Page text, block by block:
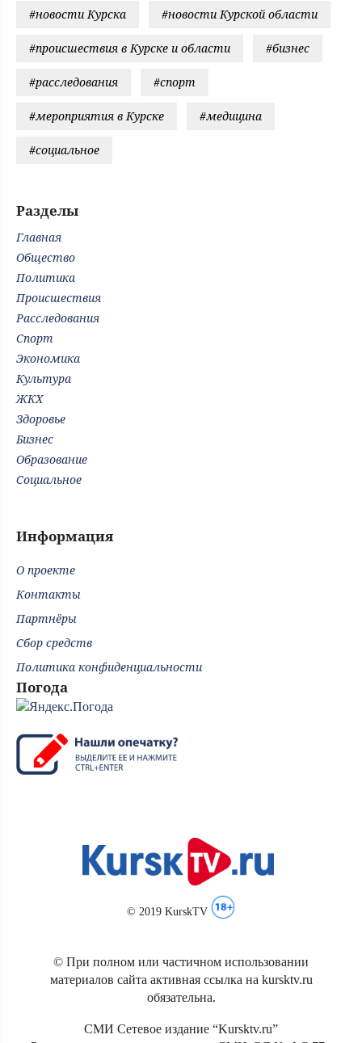
#новости Курска #новости Курской области
#происшествия в Курске и области #бизнес
#расследования #спорт
#мероприятия в Курске #медицина
#социальное
Разделы
Главная
Общество
Политика
Происшествия
Расследования
Спорт
Экономика
Культура
ЖКХ
Здоровье
Бизнес
Образование
Социальное
Информация
О проекте
Контакты
Партнёры
Сбор средств
Политика конфиденциальности
Погода
© 2019 KurskTV
© При полном или частичном использовании
материалов сайта активная ссылка на kursktv.ru
обязательна.
СМИ Сетевое издание “Kursktv.ru”